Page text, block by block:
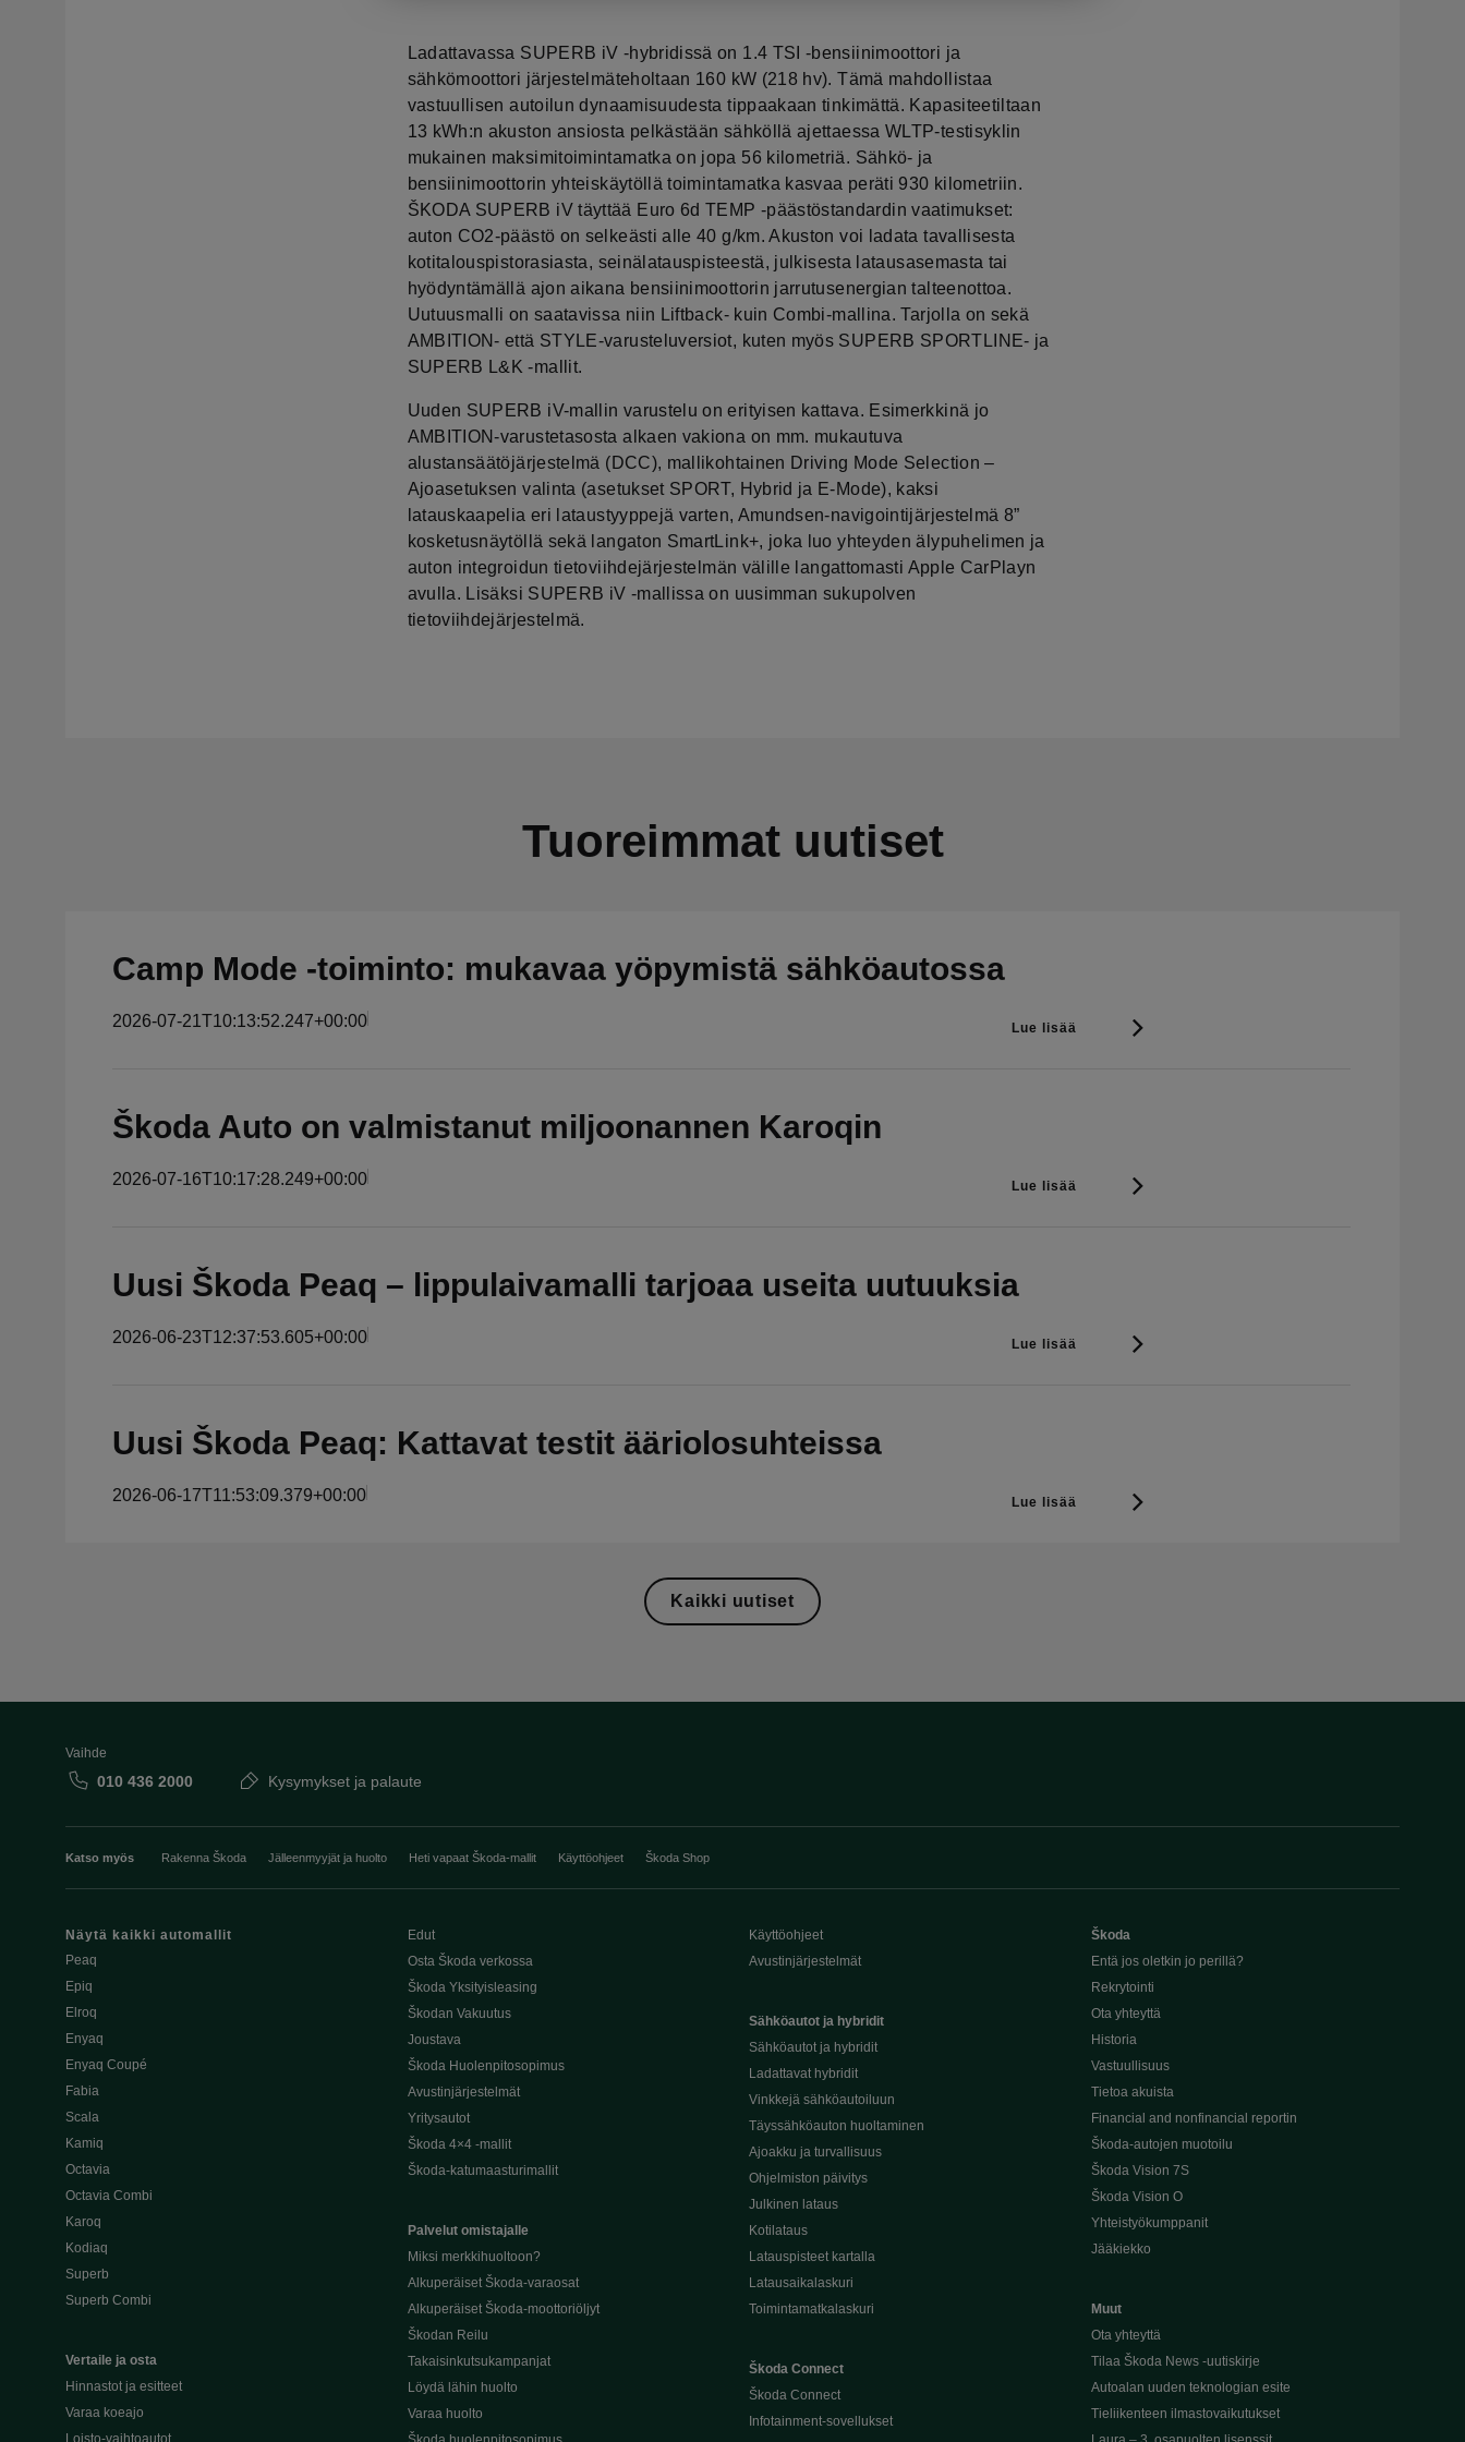
Ladattavassa SUPERB iV -hybridissä on 1.4 TSI -bensiinimoottori ja
sähkömoottori järjestelmäteholtaan 160 kW (218 hv). Tämä mahdollistaa
vastuullisen autoilun dynaamisuudesta tippaakaan tinkimättä. Kapasiteetiltaan
13 kWh:n akuston ansiosta pelkästään sähköllä ajettaessa WLTP-testisyklin
mukainen maksimitoimintamatka on jopa 56 kilometriä. Sähkö- ja
bensiinimoottorin yhteiskäytöllä toimintamatka kasvaa peräti 930 kilometriin.
ŠKODA SUPERB iV täyttää Euro 6d TEMP -päästöstandardin vaatimukset:
auton CO2-päästö on selkeästi alle 40 g/km. Akuston voi ladata tavallisesta
kotitalouspistorasiasta, seinälatauspisteestä, julkisesta latausasemasta tai
hyödyntämällä ajon aikana bensiinimoottorin jarrutusenergian talteenottoa.
Uutuusmalli on saatavissa niin Liftback- kuin Combi-mallina. Tarjolla on sekä
AMBITION- että STYLE-varusteluversiot, kuten myös SUPERB SPORTLINE- ja
SUPERB L&K -mallit.
Uuden SUPERB iV-mallin varustelu on erityisen kattava. Esimerkkinä jo
AMBITION-varustetasosta alkaen vakiona on mm. mukautuva
alustansäätöjärjestelmä (DCC), mallikohtainen Driving Mode Selection –
Ajoasetuksen valinta (asetukset SPORT, Hybrid ja E-Mode), kaksi
latauskaapelia eri lataustyyppejä varten, Amundsen-navigointijärjestelmä 8”
kosketusnäytöllä sekä langaton SmartLink+, joka luo yhteyden älypuhelimen ja
auton integroidun tietoviihdejärjestelmän välille langattomasti Apple CarPlayn
avulla. Lisäksi SUPERB iV -mallissa on uusimman sukupolven
tietoviihdejärjestelmä.
Tuoreimmat uutiset
Camp Mode -toiminto: mukavaa yöpymistä sähköautossa
2026-07-21T10:13:52.247+00:00 Lue lisää
Škoda Auto on valmistanut miljoonannen Karoqin
2026-07-16T10:17:28.249+00:00 Lue lisää
Uusi Škoda Peaq – lippulaivamalli tarjoaa useita uutuuksia
2026-06-23T12:37:53.605+00:00 Lue lisää
Uusi Škoda Peaq: Kattavat testit ääriolosuhteissa
2026-06-17T11:53:09.379+00:00 Lue lisää
Kaikki uutiset
Vaihde
010 436 2000 Kysymykset ja palaute
Katso myös Rakenna Škoda Jälleenmyyjät ja huolto Heti vapaat Škoda-mallit Käyttöohjeet Škoda Shop
Näytä kaikki automallit
Peaq
Epiq
Elroq
Enyaq
Enyaq Coupé
Fabia
Scala
Kamiq
Octavia
Octavia Combi
Karoq
Kodiaq
Superb
Superb Combi
Vertaile ja osta
Hinnastot ja esitteet
Varaa koeajo
Edut
Osta Škoda verkossa
Škoda Yksityisleasing
Škodan Vakuutus
Joustava
Škoda Huolenpitosopimus
Avustinjärjestelmät
Yritysautot
Škoda 4×4 -mallit
Škoda-katumaasturimallit
Palvelut omistajalle
Miksi merkkihuoltoon?
Alkuperäiset Škoda-varaosat
Alkuperäiset Škoda-moottoriöljyt
Škodan Reilu
Takaisinkutsukampanjat
Löydä lähin huolto
Varaa huolto
Käyttöohjeet
Avustinjärjestelmät
Sähköautot ja hybridit
Sähköautot ja hybridit
Ladattavat hybridit
Vinkkejä sähköautoiluun
Täyssähköauton huoltaminen
Ajoakku ja turvallisuus
Ohjelmiston päivitys
Julkinen lataus
Kotilataus
Latauspisteet kartalla
Latausaikalaskuri
Toimintamatkalaskuri
Škoda Connect
Škoda Connect
Infotainment-sovellukset
Škoda
Entä jos oletkin jo perillä?
Rekrytointi
Ota yhteyttä
Historia
Vastuullisuus
Tietoa akuista
Financial and nonfinancial reportin
Škoda-autojen muotoilu
Škoda Vision 7S
Škoda Vision O
Yhteistyökumppanit
Jääkiekko
Muut
Ota yhteyttä
Tilaa Škoda News -uutiskirje
Autoalan uuden teknologian esite
Tieliikenteen ilmastovaikutukset